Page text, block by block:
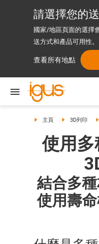
請選擇您的
國家/地區頁面的選擇
送方式和產品可用性。
查看所有地點
主頁 3D列印
使用
結合多
使用壽